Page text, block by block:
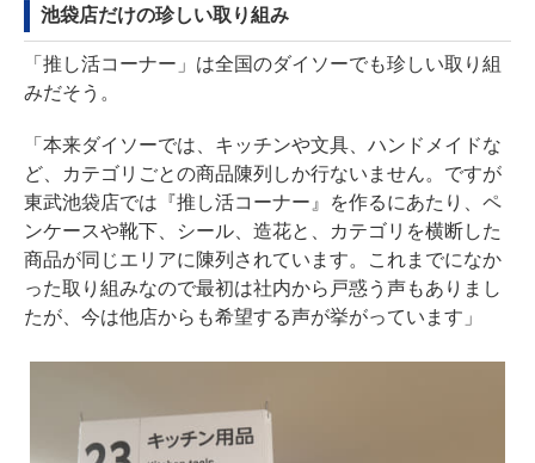
池袋店だけの珍しい取り組み
「推し活コーナー」は全国のダイソーでも珍しい取り組
みだそう。
「本来ダイソーでは、キッチンや文具、ハンドメイドな
ど、カテゴリごとの商品陳列しか行ないません。ですが
東武池袋店では『推し活コーナー』を作るにあたり、ペ
ンケースや靴下、シール、造花と、カテゴリを横断した
商品が同じエリアに陳列されています。これまでになか
った取り組みなので最初は社内から戸惑う声もありまし
たが、今は他店からも希望する声が挙がっています」